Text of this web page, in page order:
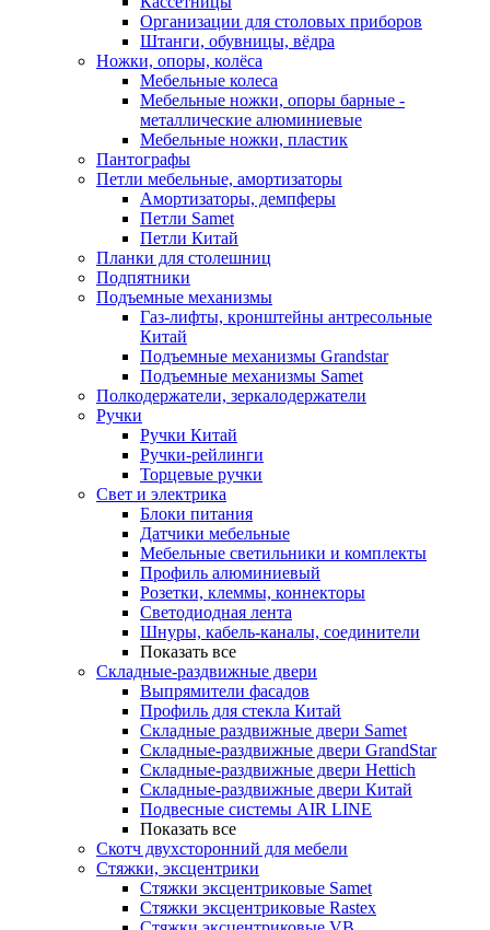
Организации для столовых приборов
Штанги, обувницы, вёдра
Ножки, опоры, колёса
Мебельные колеса
Мебельные ножки, опоры барные -
металлические алюминиевые
Мебельные ножки, пластик
Пантографы
Петли мебельные, амортизаторы
Амортизаторы, демпферы
Петли Samet
Петли Китай
Планки для столешниц
Подпятники
Подъемные механизмы
Газ-лифты, кронштейны антресольные
Китай
Подъемные механизмы Grandstar
Подъемные механизмы Samet
Полкодержатели, зеркалодержатели
Ручки
Ручки Китай
Ручки-рейлинги
Торцевые ручки
Свет и электрика
Блоки питания
Датчики мебельные
Мебельные светильники и комплекты
Профиль алюминиевый
Розетки, клеммы, коннекторы
Светодиодная лента
Шнуры, кабель-каналы, соединители
Показать все
Складные-раздвижные двери
Выпрямители фасадов
Профиль для стекла Китай
Складные раздвижные двери Samet
Складные-раздвижные двери GrandStar
Складные-раздвижные двери Hettich
Складные-раздвижные двери Китай
Подвесные системы AIR LINE
Показать все
Скотч двухсторонний для мебели
Стяжки, эксцентрики
Cтяжки эксцентриковые Samet
Стяжки эксцентриковые Rastex